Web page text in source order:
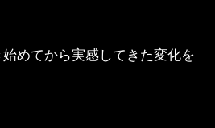
めてから実感してきた変化を